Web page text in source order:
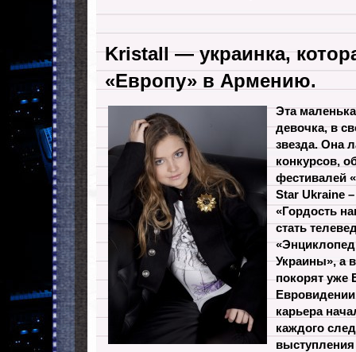
Kristall — украинка,
«Европу» в Армению.
Эта
девочка, в
звезда. Она
конкурсов,
фестивалей
Star Ukraine
«Гордость
стать
Украины», а
покорят уже
Евровидении
карьера
каждого
выступления